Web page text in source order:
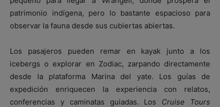
patrimonio indígena, pero lo bastante espacioso para
observar la fauna desde sus cubiertas abiertas.
Los pasajeros pueden remar en kayak junto a los
icebergs o explorar en Zodiac, zarpando directamente
desde la plataforma Marina del yate. Los guías de
expedición enriquecen la experiencia con relatos,
conferencias y caminatas guiadas. Los Cruise Tours